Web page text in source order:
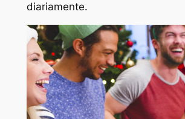
diariamente.